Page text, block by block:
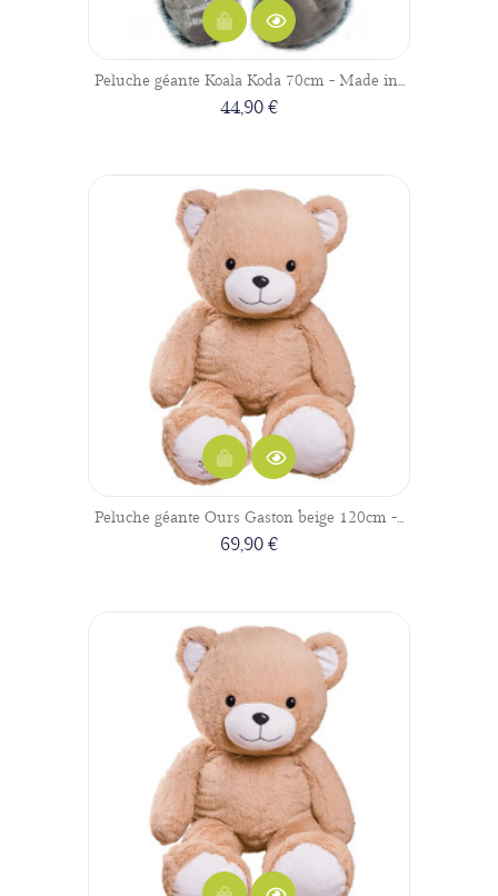
Peluche géante Koala Koda 70cm - Made in...
44,90 €
Peluche géante Ours Gaston beige 120cm -...
69,90 €